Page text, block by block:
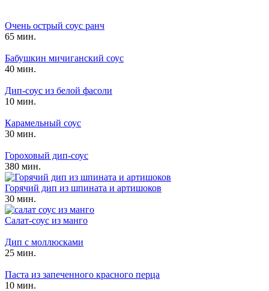
Очень острый соус ранч
65 мин.
Бабушкин мичиганский соус
40 мин.
Дип-соус из белой фасоли
10 мин.
Карамельный соус
30 мин.
Гороховый дип-соус
380 мин.
Горячий дип из шпината и артишоков
30 мин.
Салат-соус из манго
Дип с моллюсками
25 мин.
Паста из запеченного красного перца
10 мин.